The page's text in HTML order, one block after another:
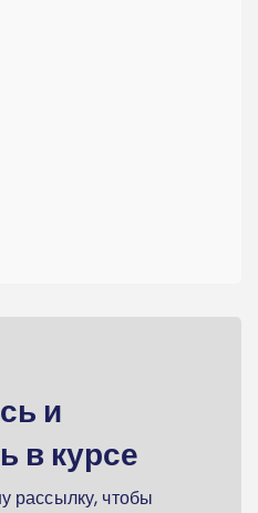
и
в курсе
рассылку, чтобы